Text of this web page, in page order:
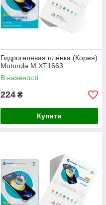
Гидрогелевая плёнка (Корея)
Motorola M XT1663
В наявності
224 ₴
Купити